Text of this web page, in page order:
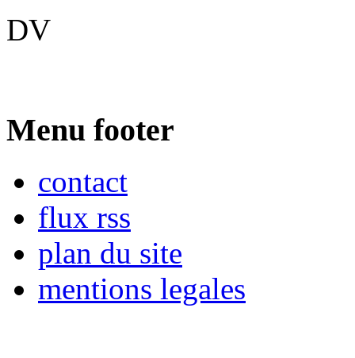
DV
Menu footer
contact
flux rss
plan du site
mentions legales